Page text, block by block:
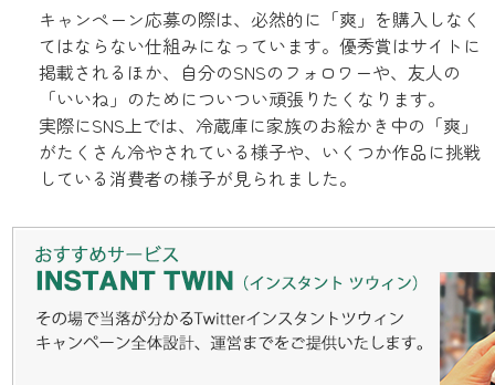
キャンペーン応募の際は、必然的に「爽」を購入しなく
てはならない仕組みになっています。優秀賞はサイトに
掲載されるほか、自分のSNSのフォロワーや、友人の
「いいね」のためについつい頑張りたくなります。
実際にSNS上では、冷蔵庫に家族のお絵かき中の「爽」
がたくさん冷やされている様子や、いくつか作品に挑戦
している消費者の様子が見られました。